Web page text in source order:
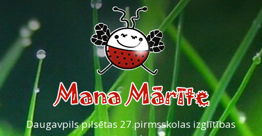
Daugavpils pilsētas 27.pirmsskolas izglītības